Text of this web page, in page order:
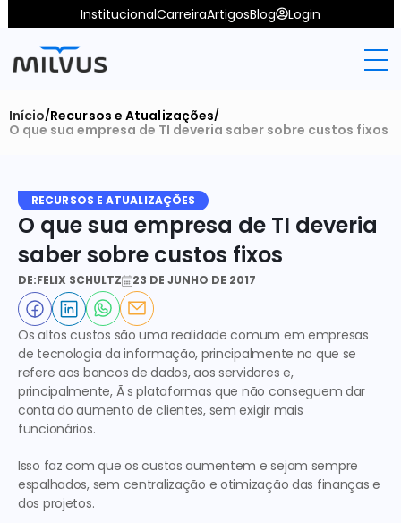
InstitucionalCarreiraArtigosBlog Login
Início/Recursos e Atualizações/
O que sua empresa de TI deveria saber sobre custos fixos
RECURSOS E ATUALIZAÇÕES
O que sua empresa de TI deveria
saber sobre custos fixos
DE:FELIX SCHULTZ 23 DE JUNHO DE 2017
Os altos custos são uma realidade comum em empresas
de tecnologia da informação, principalmente no que se
refere aos bancos de dados, aos servidores e,
principalmente, Ã s plataformas que não conseguem dar
conta do aumento de clientes, sem exigir mais
funcionários.
Isso faz com que os custos aumentem e sejam sempre
espalhados, sem centralização e otimização das finanças e
dos projetos.